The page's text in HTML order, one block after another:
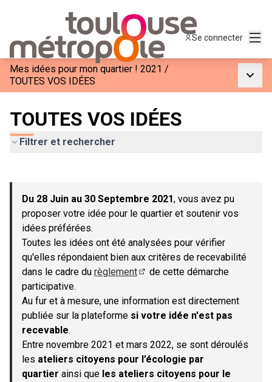
Se connecter
Mes idées pour mon quartier ! 2021 /
TOUTES VOS IDÉES
TOUTES VOS IDÉES
Filtrer et rechercher
−
Du 28 Juin au 30 Septembre 2021, vous avez pu
proposer votre idée pour le quartier et soutenir vos
idées préférées.
Toutes les idées ont été analysées pour vérifier
qu'elles répondaient bien aux critères de recevabilité
dans le cadre du règlement
de cette démarche
participative.
Au fur et à mesure, une information est directement
publiée sur la plateforme si votre idée n'est pas
recevable.
Entre novembre 2021 et mars 2022, se sont déroulés
les ateliers citoyens pour l’écologie par
quartier ainsi que les ateliers citoyens pour le